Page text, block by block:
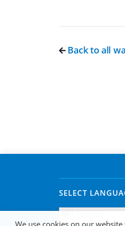
Back to all
SELECT
We use cookies on our